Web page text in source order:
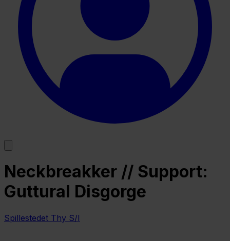
Neckbreakker // Support:
Guttural Disgorge
Spillestedet Thy S/I